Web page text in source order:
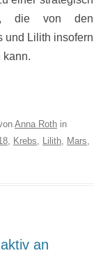
die von den
und Lilith insofern
kann.
Anna Roth in
, Krebs, Lilith, Mars,
an